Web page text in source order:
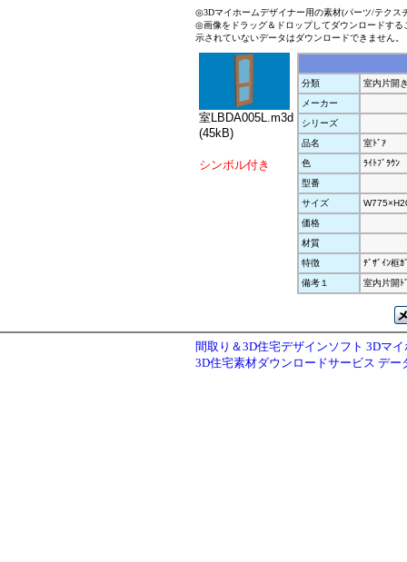
◎3Dマイホームデザイナー用の素材(パーツ/テクス
◎画像をドラッグ＆ドロップしてダウンロードす
示されていないデータはダウンロードできません。
室LBDA005L.m3d
(45kB)
シンボル付き
分類
室内片開
メーカー
シリーズ
品名
室ﾄﾞｱ
色
ﾗｲﾄﾌﾞﾗｳﾝ
型番
サイズ
価格
材質
特徴
ﾃﾞｻﾞｲﾝ框ｶ
備考１
室内片開ﾄ
間取り＆3D住宅デザインソフト 3Dマ
3D住宅素材ダウンロードサービス デー